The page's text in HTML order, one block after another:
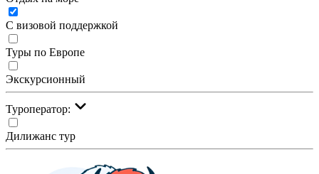
С визовой поддержкой
Туры по Европе
Экскурсионный
Туроператор:
Дилижанс тур